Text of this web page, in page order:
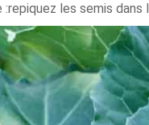
les semis